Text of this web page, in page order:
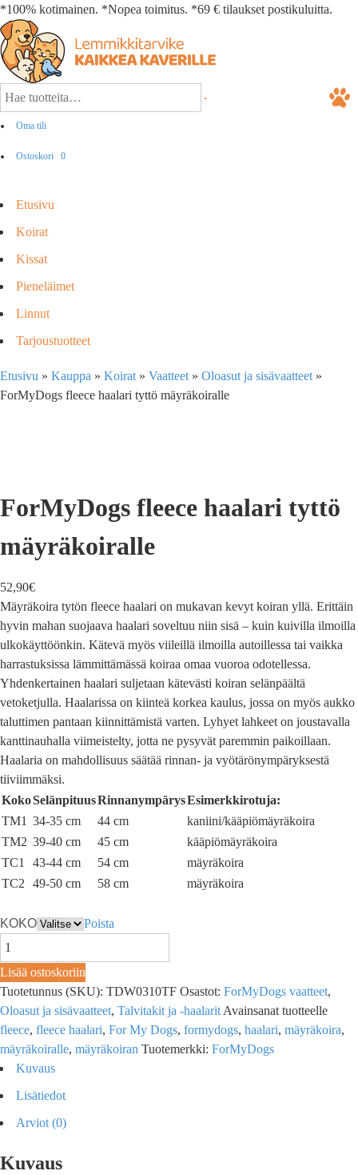
*100% kotimainen. *Nopea toimitus. *69 € tilaukset postikuluitta.
Oma tili
Ostoskori 0
Etusivu
Koirat
Kissat
Pieneläimet
Linnut
Tarjoustuotteet
Etusivu » Kauppa » Koirat » Vaatteet » Oloasut ja sisävaatteet »
ForMyDogs fleece haalari tyttö mäyräkoiralle
ForMyDogs fleece haalari tyttö
mäyräkoiralle
52,90€
Mäyräkoira tytön fleece haalari on mukavan kevyt koiran yllä. Erittäin
hyvin mahan suojaava haalari soveltuu niin sisä – kuin kuivilla ilmoilla
ulkokäyttöönkin. Kätevä myös viileillä ilmoilla autoillessa tai vaikka
harrastuksissa lämmittämässä koiraa omaa vuoroa odotellessa.
Yhdenkertainen haalari suljetaan kätevästi koiran selänpäältä
vetoketjulla. Haalarissa on kiinteä korkea kaulus, jossa on myös aukko
taluttimen pantaan kiinnittämistä varten. Lyhyet lahkeet on joustavalla
kanttinauhalla viimeistelty, jotta ne pysyvät paremmin paikoillaan.
Haalaria on mahdollisuus säätää rinnan- ja vyötärönympäryksestä
tiiviimmäksi.
KokoSelänpituusRinnanympärysEsimerkkirotuja:
TM1 34-35 cm 44 cm
kaniini/kääpiömäyräkoira
TM2 39-40 cm 45 cm
kääpiömäyräkoira
TC1
43-44 cm 54 cm
mäyräkoira
TC2
49-50 cm 58 cm mäyräkoira
KOKO Poista
Lisää ostoskoriin
Tuotetunnus (SKU): TDW0310TF Osastot: ForMyDogs vaatteet,
Oloasut ja sisävaatteet, Talvitakit ja -haalarit Avainsanat tuotteelle
fleece, fleece haalari, For My Dogs, formydogs, haalari, mäyräkoira,
mäyräkoiralle, mäyräkoiran Tuotemerkki: ForMyDogs
Kuvaus
Lisätiedot
Arviot (0)
Kuvaus